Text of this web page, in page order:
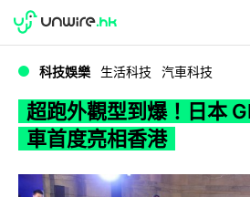
WWDC 2026
科技娛樂 生活科技 汽車科技
超跑外觀型到爆！日本
車首度亮相香港